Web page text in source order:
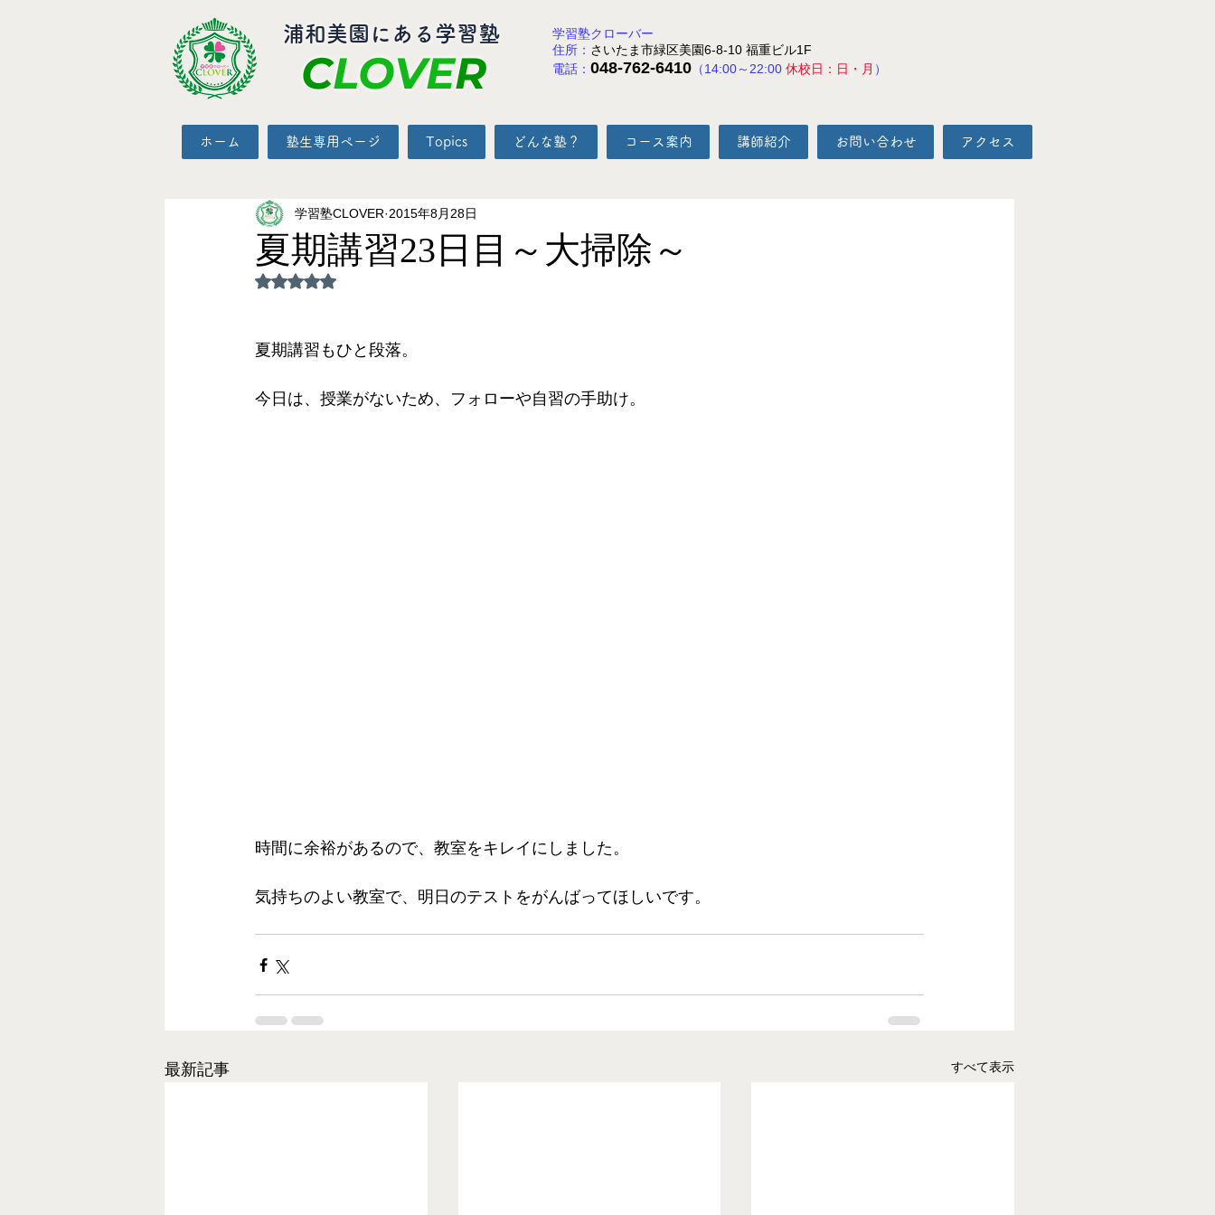
​浦和美園にある学習塾
CLOVER
学習塾クローバー
住所： さいたま市緑区美園6-8-10 福重ビル1F
電話： 048-762-6410 （14:00～22:00 休校日：日・月 ）
ホーム 塾生専用ページ Topics どんな塾？ コース案内 講師紹介 お問い合わせ アクセス
夏期講習23日目～大掃除～
学習塾CLOVER 2015年8月28日
5つ星のうちNaNと評価されています。
夏期講習もひと段落。
今日は、授業がないため、フォローや自習の手助け。
時間に余裕があるので、教室をキレイにしました。
気持ちのよい教室で、明日のテストをがんばってほしいです。
最新記事 すべて表示